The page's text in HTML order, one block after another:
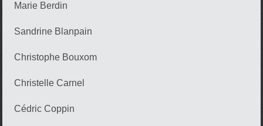
Marie Berdin
Sandrine Blanpain
Christophe Bouxom
Christelle Carnel
Cédric Coppin